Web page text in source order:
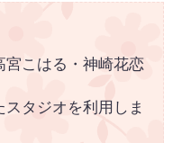
宮こはる・神崎花恋
タジオを利用しま